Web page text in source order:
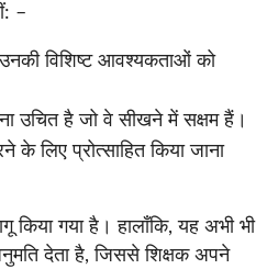
–
उनकी विशिष्ट आवश्यकताओं को
उचित है जो वे सीखने में सक्षम हैं।
लिए प्रोत्साहित किया जाना
किया गया है। हालाँकि, यह अभी भी
देता है, जिससे शिक्षक अपने